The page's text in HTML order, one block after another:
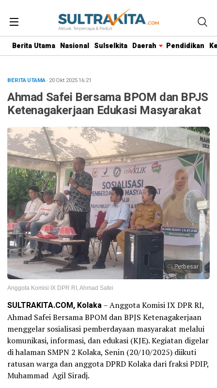
Berita Utama Nasional Sulselkita Daerah Pendidikan
BERITA UTAMA· 20 Okt 202516:21
Ahmad Safei Bersama BPOM dan BPJS
Ketenagakerjaan Edukasi Masyarakat
Perbesar
Anggota Komisi IX DPR RI, Ahmad Safei
SULTRAKITA.COM, Kolaka– Anggota Komisi IX DPR RI,
Ahmad Safei Bersama BPOM dan BPJS Ketenagakerjaan
menggelar sosialisasi pemberdayaan masyarakat melalui
komunikasi, informasi, dan edukasi (KJE). Kegiatan digelar
di halaman SMPN 2 Kolaka, Senin (20/10/2025) diikuti
ratusan warga dan anggota DPRD Kolaka dari fraksi PDIP,
Muhammad Agil Siradj.